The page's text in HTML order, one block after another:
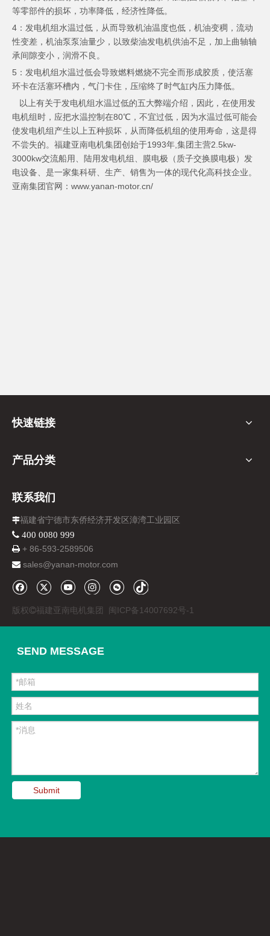
等零部件的损坏，功率降低，经济性降低。
4：发电机组水温过低，从而导致机油温度也低，机油变稠，流动
性变差，机油泵泵油量少，以致柴油发电机供油不足，加上曲轴轴
承间隙变小，润滑不良。
5：发电机组水温过低会导致燃料燃烧不完全而形成胶质，使活塞
环卡在活塞环槽内，气门卡住，压缩终了时气缸内压力降低。
以上有关于发电机组水温过低的五大弊端介绍，因此，在使用发
电机组时，应把水温控制在80℃，不宜过低，因为水温过低可能会
使发电机组产生以上五种损坏，从而降低机组的使用寿命，这是得
不尝失的。福建亚南电机集团创始于1993年,集团主营2.5kw-
3000kw交流船用、陆用发电机组、膜电极（质子交换膜电极）发
电设备、是一家集科研、生产、销售为一体的现代化高科技企业。
亚南集团官网：www.yanan-motor.cn/
快速链接
产品分类
联系我们
福建省宁德市东侨经济开发区漳湾工业园区
 400 0080 999
 + 86-593-2589506
 sales@yanan-motor.com
版权福建亚南电机集团 闽ICP备14007692号-1
SEND MESSAGE
Submit